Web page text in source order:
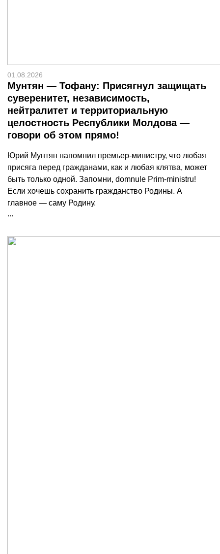
01.08.2026
Мунтян — Тофану: Присягнул защищать
суверенитет, независимость,
нейтралитет и территориальную
целостность Республики Молдова —
говори об этом прямо!
Юрий Мунтян напомнил премьер-министру, что любая
присяга перед гражданами, как и любая клятва, может
быть только одной. Запомни, domnule Prim-ministru!
Если хочешь сохранить гражданство Родины. А
главное — саму Родину.
...